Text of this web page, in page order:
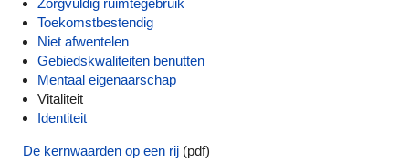
Zorgvuldig ruimtegebruik
Toekomstbestendig
Niet afwentelen
Gebiedskwaliteiten benutten
Mentaal eigenaarschap
Vitaliteit
Identiteit
De kernwaarden op een rij (pdf)